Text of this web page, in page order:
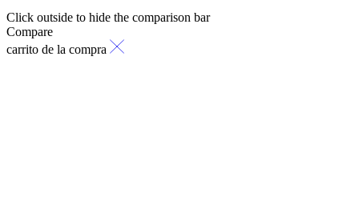
Click outside to hide the comparison bar
Compare
carrito de la compra